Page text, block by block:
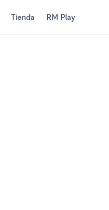
Tienda RM Play